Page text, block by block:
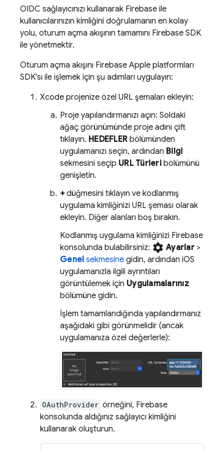
OIDC sağlayıcınızı kullanarak Firebase ile
kullanıcılarınızın kimliğini doğrulamanın en kolay
yolu, oturum açma akışının tamamını Firebase SDK
ile yönetmektir.
Oturum açma akışını Firebase Apple platformları
SDK'sı ile işlemek için şu adımları uygulayın:
Xcode projenize özel URL şemaları ekleyin:
Proje yapılandırmanızı açın: Soldaki
ağaç görünümünde proje adını çift
tıklayın. HEDEFLER bölümünden
uygulamanızı seçin, ardından Bilgi
sekmesini seçip URL Türleribölümünü
genişletin.
+düğmesini tıklayın ve kodlanmış
uygulama kimliğinizi URL şeması olarak
ekleyin. Diğer alanları boş bırakın.
Kodlanmış uygulama kimliğinizi Firebase
konsolunda bulabilirsiniz: settings Ayarlar>
Genel sekmesine gidin, ardından iOS
uygulamanızla ilgili ayrıntıları
görüntülemek için Uygulamalarınız
bölümüne gidin.
İşlem tamamlandığında yapılandırmanız
aşağıdaki gibi görünmelidir (ancak
uygulamanıza özel değerlerle):
OAuthProvider örneğini, Firebase
konsolunda aldığınız sağlayıcı kimliğini
kullanarak oluşturun.